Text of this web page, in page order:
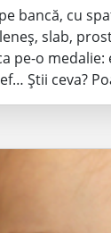
bancă, cu
slab,
pe-o medalie:
Știi ceva?